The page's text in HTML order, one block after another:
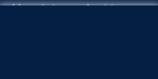
Una única solución